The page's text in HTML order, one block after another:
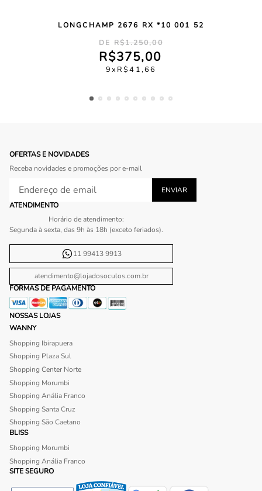
LONGCHAMP 2676 RX *10 001 52
R$1.250,00
R$375,00
9 R$41,66
OFERTAS E NOVIDADES
Receba novidades e promoções por e-mail
ATENDIMENTO
Horário de atendimento:
Segunda à sexta, das 9h às 18h (exceto feriados).
11 99413 9913
atendimento@lojadosoculos.com.br
FORMAS DE PAGAMENTO
NOSSAS LOJAS
WANNY
Shopping Ibirapuera
Shopping Plaza Sul
Shopping Center Norte
Shopping Morumbi
Shopping Anália Franco
Shopping Santa Cruz
Shopping São Caetano
BLISS
Shopping Morumbi
Shopping Anália Franco
SITE SEGURO